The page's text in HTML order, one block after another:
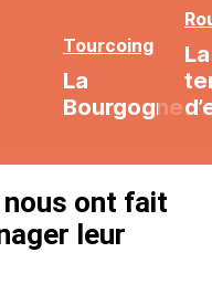
Tourcoing
La
Bourgogne
ont fait
leur